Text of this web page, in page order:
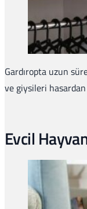
Gardıropta uzun
ve giysileri
Evcil